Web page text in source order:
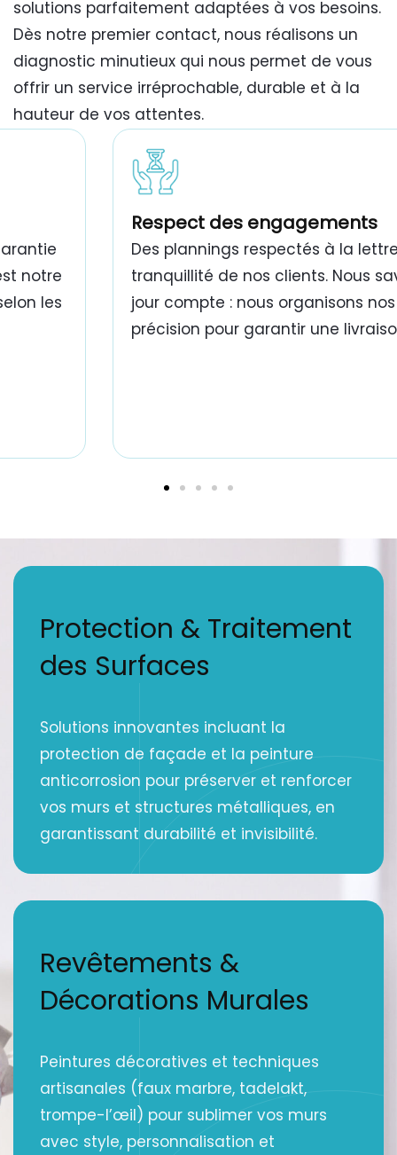
solutions parfaitement adaptées à vos besoins.
Dès notre premier contact, nous réalisons un
diagnostic minutieux qui nous permet de vous
offrir un service irréprochable, durable et à la
hauteur de vos attentes.
travaux de peinture bâtiment Tunisie
notre
les
Respect des engagements
Des plannings respectés à la
tranquillité de nos clients. Nous
jour compte : nous organisons
précision pour garantir une
Protection & Traitement
des Surfaces
Solutions innovantes incluant la
protection de façade et la peinture
anticorrosion pour préserver et renforcer
vos murs et structures métalliques, en
garantissant durabilité et invisibilité.
Revêtements &
Décorations Murales
Peintures décoratives et techniques
artisanales (faux marbre, tadelakt,
trompe-l’œil) pour sublimer vos murs
avec style, personnalisation et